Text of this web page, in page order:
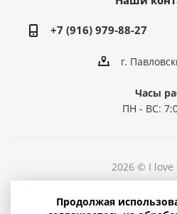
+7 (916) 979-88-27
г.
Часы
ПН - ВС:
2026 © I love
Политика
Продолжая